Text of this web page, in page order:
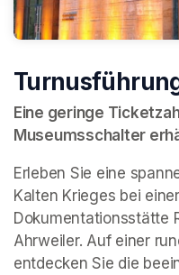
Eine geringe
Museumsschalter
Erleben Sie eine
Kalten Krieges bei
Dokumentationsstätte
Ahrweiler. Auf einer
entdecken Sie die